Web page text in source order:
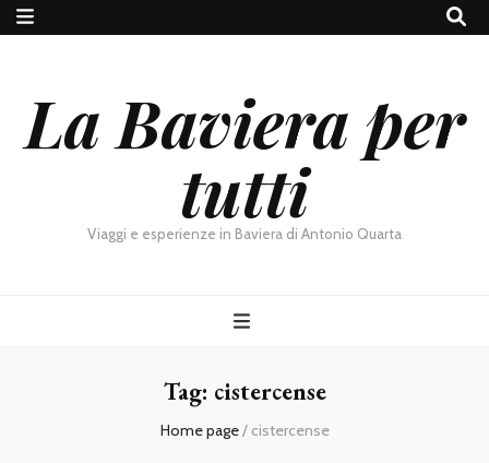
La Baviera per
tutti
Viaggi e esperienze in Baviera di Antonio Quarta
Tag: cistercense
Home page/ cistercense